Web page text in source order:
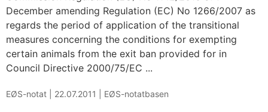
December amending Regulation (EC) No 1266/2007 as
regards the period of application of the transitional
measures concerning the conditions for exempting
certain animals from the exit ban provided for in
Council Directive 2000/75/EC ...
EØS-notat | 22.07.2011 EØS-notatbasen